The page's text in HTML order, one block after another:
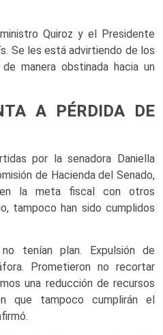
Quiroz y el Presidente
Se les está advirtiendo de los
manera obstinada hacia un
A PÉRDIDA DE
por la senadora Daniella
de Hacienda del Senado,
la meta fiscal con otros
tampoco han sido cumplidos
tenían plan. Expulsión de
Prometieron no recortar
una reducción de recursos
que tampoco cumplirán el